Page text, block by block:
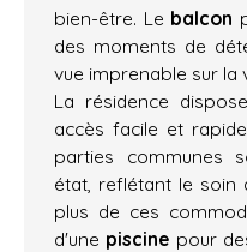
bien-être. Le balcon
des moments de
vue imprenable sur la
La résidence
accès facile et
parties communes
état, reflétant le soin
plus de ces
d'une piscine pour